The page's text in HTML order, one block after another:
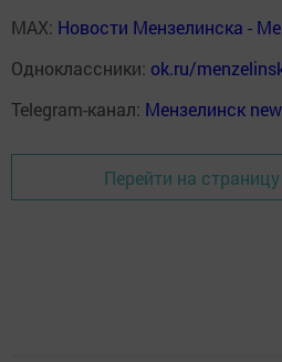
MAX: Новости Мензелинска -
Одноклассники: ok.ru/
Telegram-канал: Мензелинск
Перейти на